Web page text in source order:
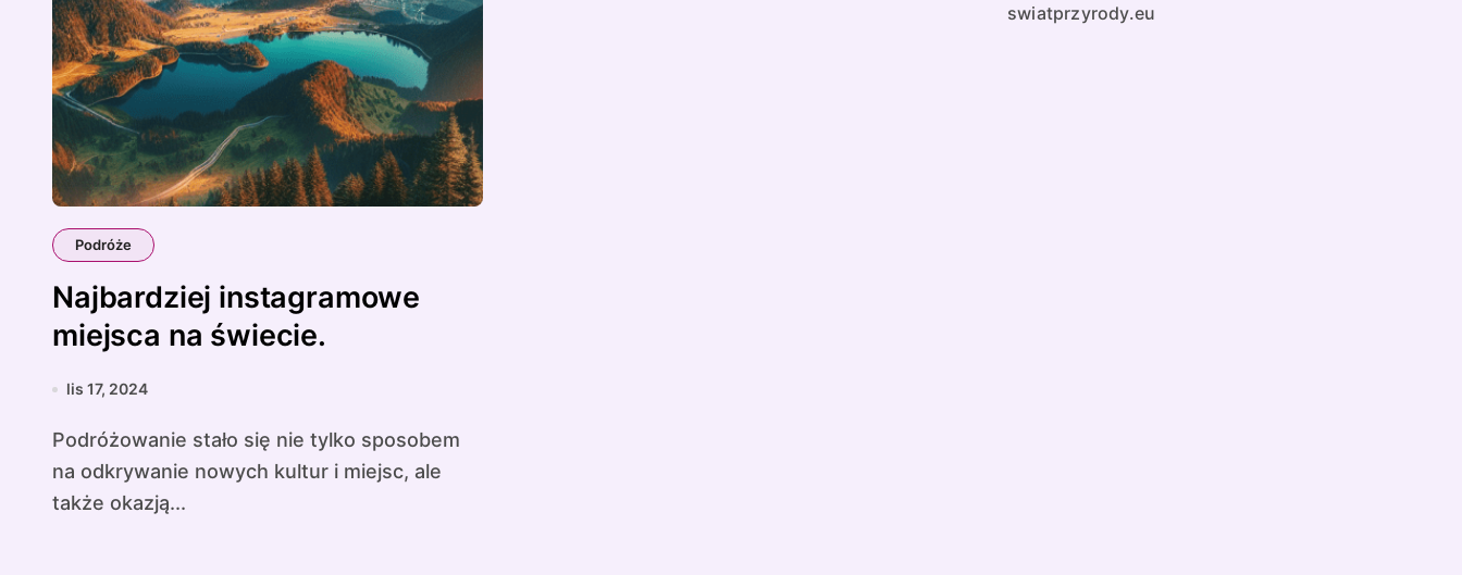
Podróże
Najbardziej instagramowe
miejsca na świecie.
lis 17, 2024
Podróżowanie stało się nie tylko sposobem
na odkrywanie nowych kultur i miejsc, ale
także okazją...
swiatprzyrody.eu